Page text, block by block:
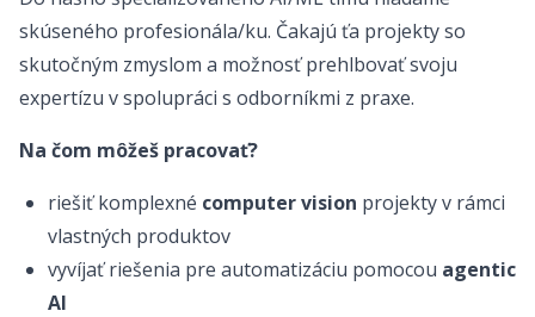
skúseného profesionála/ku. Čakajú ťa projekty so
skutočným zmyslom a možnosť prehlbovať svoju
expertízu v spolupráci s odborníkmi z praxe.
Na čom môžeš pracovať?
riešiť komplexné computer vision projekty v rámci
vlastných produktov
vyvíjať riešenia pre automatizáciu pomocou agentic
AI